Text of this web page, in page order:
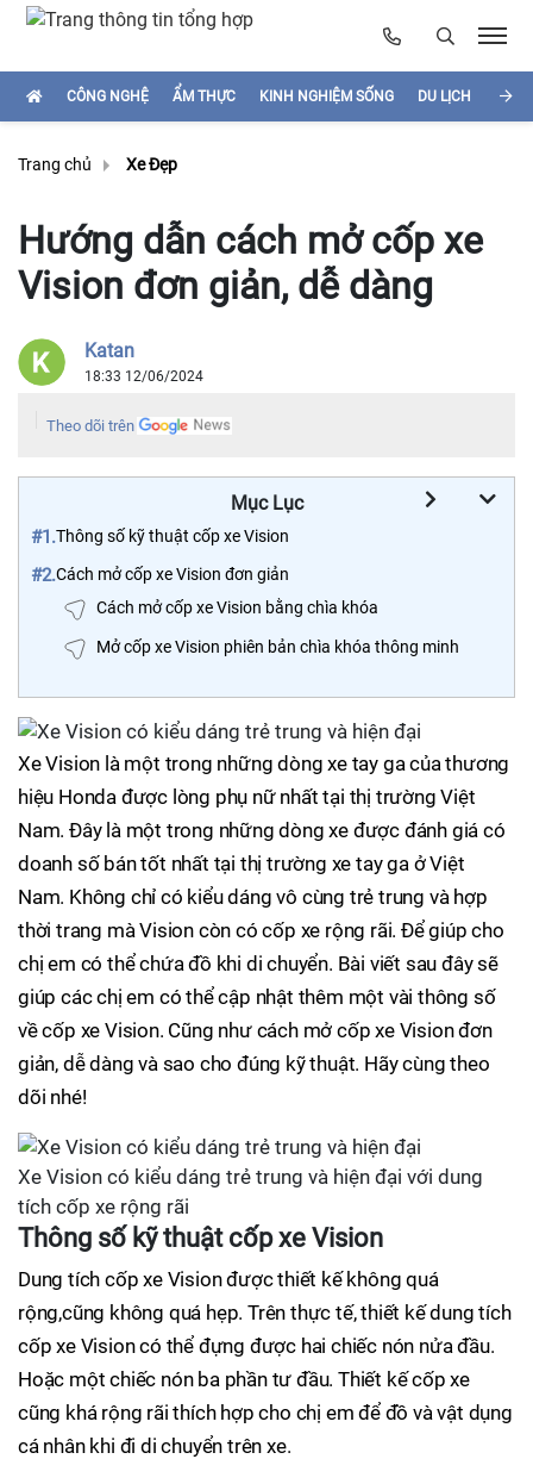
CÔNG NGHỆ ẨM THỰC KINH NGHIỆM SỐNG DU LỊCH
Trang chủ Xe Đẹp
Hướng dẫn cách mở cốp xe
Vision đơn giản, dễ dàng
Katan
18:33 12/06/2024
Theo dõi trên
Mục Lục
#1.Thông số kỹ thuật cốp xe Vision
#2.Cách mở cốp xe Vision đơn giản
Cách mở cốp xe Vision bằng chìa khóa
Mở cốp xe Vision phiên bản chìa khóa thông minh
Xe Vision là một trong những dòng xe tay ga của thương
hiệu Honda được lòng phụ nữ nhất tại thị trường Việt
Nam. Đây là một trong những dòng xe được đánh giá có
doanh số bán tốt nhất tại thị trường xe tay ga ở Việt
Nam. Không chỉ có kiểu dáng vô cùng trẻ trung và hợp
thời trang mà Vision còn có cốp xe rộng rãi. Để giúp cho
chị em có thể chứa đồ khi di chuyển. Bài viết sau đây sẽ
giúp các chị em có thể cập nhật thêm một vài thông số
về cốp xe Vision. Cũng như cách mở cốp xe Vision đơn
giản, dễ dàng và sao cho đúng kỹ thuật. Hãy cùng theo
dõi nhé!
Xe Vision có kiểu dáng trẻ trung và hiện đại với dung
tích cốp xe rộng rãi
Thông số kỹ thuật cốp xe Vision
Dung tích cốp xe Vision được thiết kế không quá
rộng,cũng không quá hẹp. Trên thực tế, thiết kế dung tích
cốp xe Vision có thể đựng được hai chiếc nón nửa đầu.
Hoặc một chiếc nón ba phần tư đầu. Thiết kế cốp xe
cũng khá rộng rãi thích hợp cho chị em để đồ và vật dụng
cá nhân khi đi di chuyển trên xe.